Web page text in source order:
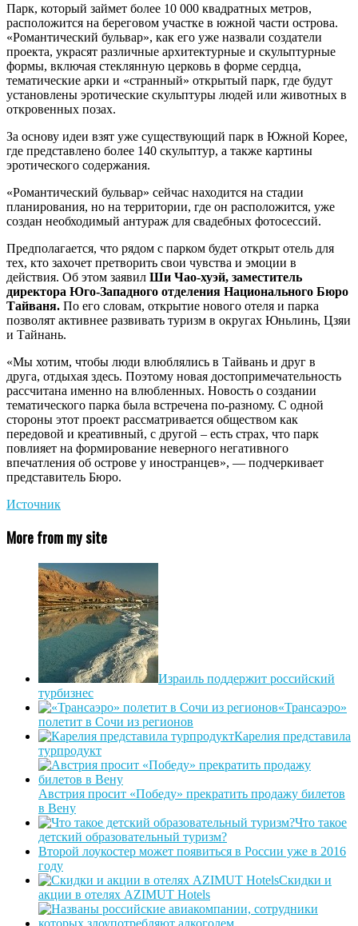
Парк, который займет более 10 000 квадратных метров,
расположится на береговом участке в южной части острова.
«Романтический бульвар», как его уже назвали создатели
проекта, украсят различные архитектурные и скульптурные
формы, включая стеклянную церковь в форме сердца,
тематические арки и «странный» открытый парк, где будут
установлены эротические скульптуры людей или животных в
откровенных позах.
За основу идеи взят уже существующий парк в Южной Корее,
где представлено более 140 скульптур, а также картины
эротического содержания.
«Романтический бульвар» сейчас находится на стадии
планирования, но на территории, где он расположится, уже
создан необходимый антураж для свадебных фотосессий.
Предполагается, что рядом с парком будет открыт отель для
тех, кто захочет претворить свои чувства и эмоции в
действия. Об этом заявил Ши Чао-хуэй, заместитель
директора Юго-Западного отделения Национального Бюро
Тайваня. По его словам, открытие нового отеля и парка
позволят активнее развивать туризм в округах Юньлинь, Цзяи
и Тайнань.
«Мы хотим, чтобы люди влюблялись в Тайвань и друг в
друга, отдыхая здесь. Поэтому новая достопримечательность
рассчитана именно на влюбленных. Новость о создании
тематического парка была встречена по-разному. С одной
стороны этот проект рассматривается обществом как
передовой и креативный, с другой – есть страх, что парк
повлияет на формирование неверного негативного
впечатления об острове у иностранцев», — подчеркивает
представитель Бюро.
Источник
More from my site
Израиль поддержит российский
турбизнес
«Трансаэро»
полетит в Сочи из регионов
Карелия представила
турпродукт
Австрия просит «Победу» прекратить продажу билетов
в Вену
Что такое
детский образовательный туризм?
Второй лоукостер может появиться в России уже в 2016
году
Скидки и
акции в отелях AZIMUT Hotels